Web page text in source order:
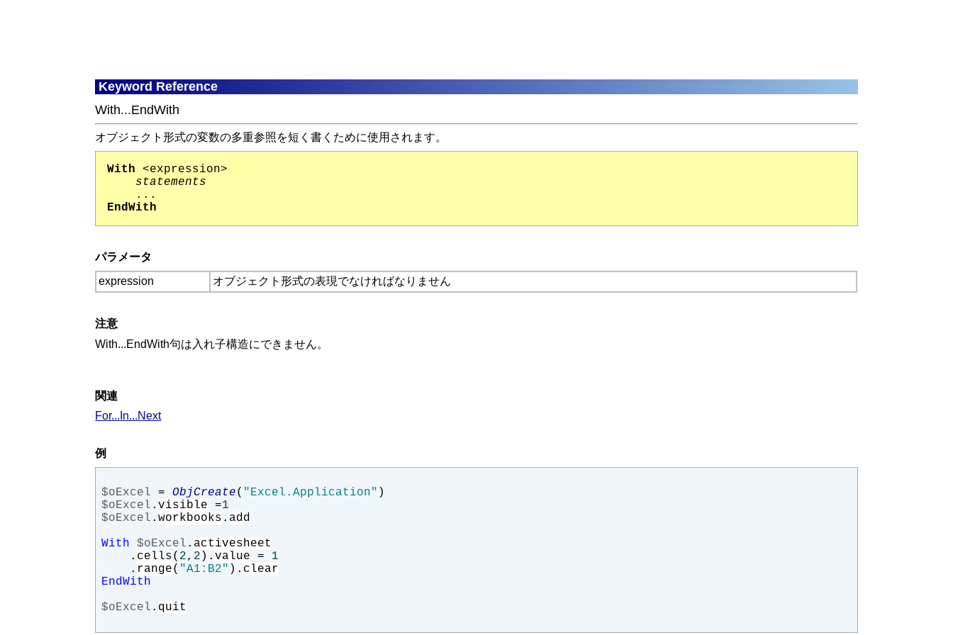
Keyword Reference
With...EndWith
オブジェクト形式の変数の多重参照を短く書くために使用されます。
With <expression>
statements
...
EndWith
パラメータ
expression
オブジェクト形式の表現でなければなりません
注意
With...EndWith句は入れ子構造にできません。
関連
For...In...Next
例
$oExcel = ObjCreate( "Excel.Application" )
$oExcel .visible =1
$oExcel .workbooks . add
With
$oExcel . activesheet
. cells( 2, 2 ).value =
1
. range( "A1:B2" ). clear
EndWith
$oExcel . quit